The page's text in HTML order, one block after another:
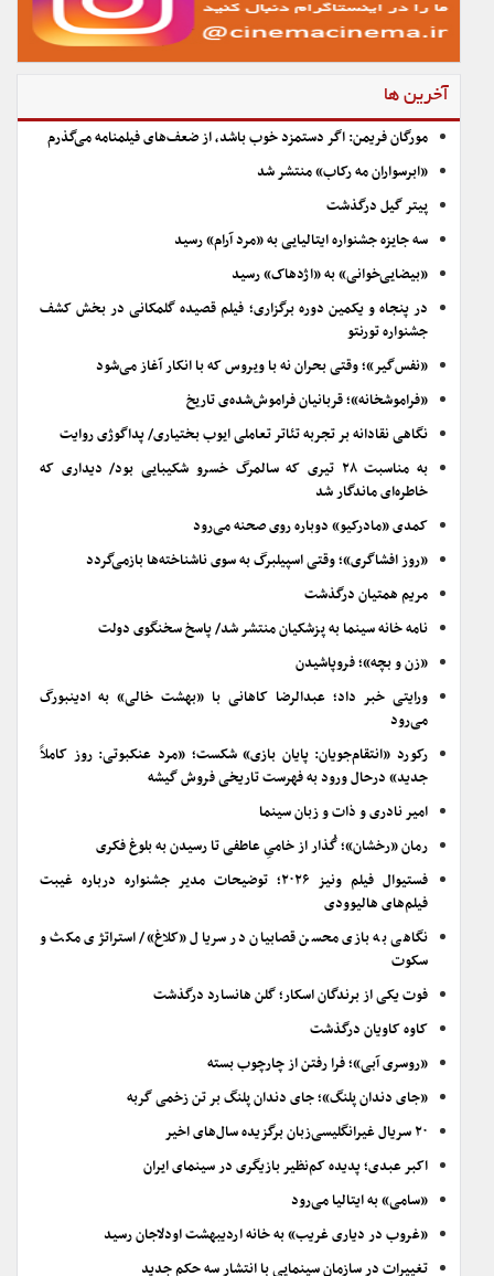
آخرین ها
مورگان فریمن: اگر دستمزد خوب باشد، از ضعف‌های فیلمنامه می‌گذرم
«ابرسواران مه رکاب» منتشر شد
پیتر گیل درگذشت
سه جایزه جشنواره ایتالیایی به «مرد آرام» رسید
«بیضایی‌خوانی» به «اژدهاک» رسید
در پنجاه و یکمین دوره برگزاری؛ فیلم قصیده گلمکانی در بخش کشف
جشنواره تورنتو
«نفس‌گیر»؛ وقتی بحران نه با ویروس که با انکار آغاز می‌شود
«فراموشخانه»؛ قربانیان فراموش‌شده‌ی تاریخ
نگاهی نقادانه بر تجربه تئاتر تعاملی ایوب بختیاری/ پداگوژی روایت
به مناسبت ۲۸ تیری که سالمرگ خسرو شکیبایی بود/ دیداری که
خاطره‌ای ماندگار شد
کمدی «مادرکیو» دوباره روی صحنه می‌رود
«روز افشاگری»؛ وقتی اسپیلبرگ به سوی ناشناخته‌ها بازمی‌گردد
مریم همتیان درگذشت
نامه خانه سینما به پزشکیان منتشر شد/ پاسخ سخنگوی دولت
«زن و بچه»؛ فروپاشیدن
ورایتی خبر داد؛ عبدالرضا کاهانی با «بهشت خالی» به ادینبورگ
می‌رود
رکورد «انتقام‌جویان: پایان بازی» شکست؛ «مرد عنکبوتی: روز کاملاً
جدید» درحال ورود به فهرست تاریخی فروش گیشه
امیر نادری و ذات و زبان سینما
رمان «رخشان»؛ گُذار از خامیِ عاطفی تا رسیدن به بلوغ فکری
فستیوال فیلم ونیز ۲۰۲۶؛ توضیحات مدیر جشنواره درباره غیبت
فیلم‌های هالیوودی
نگاهی به بازی محسن قصابیان در سریال «کلاغ»/ استراتژی مکث و
سکوت
فوت یکی از برندگان اسکار؛ گلن هانسارد درگذشت
کاوه کاویان درگذشت
«روسری آبی»؛ فرا رفتن از چارچوب بسته
«جای دندان پلنگ»؛ جای دندان پلنگ بر تن زخمی گربه
۲۰ سریال غیرانگلیسی‌زبان برگزیده سال‌های اخیر
اکبر عبدی؛ پدیده کم‌نظیر بازیگری در سینمای ایران
«سامی» به ایتالیا می‌رود
«غروب در دیاری غریب» به خانه اردیبهشت اودلاجان رسید
تغییرات در سازمان سینمایی با انتشار سه حکم جدید